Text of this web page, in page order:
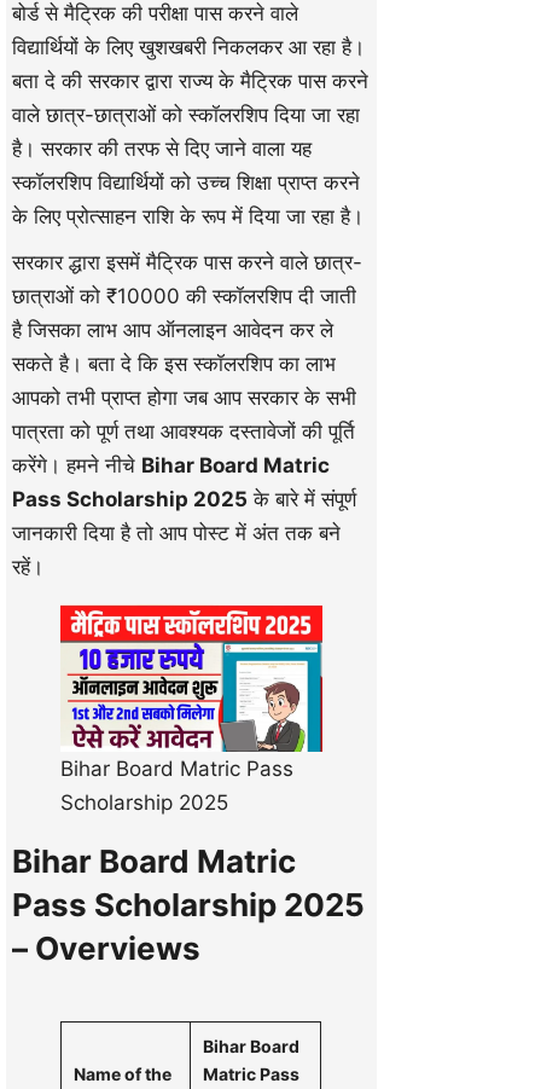
बोर्ड से मैट्रिक की परीक्षा पास करने वाले
विद्यार्थियों के लिए खुशखबरी निकलकर आ रहा है।
बता दे की सरकार द्वारा राज्य के मैट्रिक पास करने
वाले छात्र-छात्राओं को स्कॉलरशिप दिया जा रहा
है। सरकार की तरफ से दिए जाने वाला यह
स्कॉलरशिप विद्यार्थियों को उच्च शिक्षा प्राप्त करने
के लिए प्रोत्साहन राशि के रूप में दिया जा रहा है।
सरकार द्धारा इसमें मैट्रिक पास करने वाले छात्र-
छात्राओं को ₹10000 की स्कॉलरशिप दी जाती
है जिसका लाभ आप ऑनलाइन आवेदन कर ले
सकते है। बता दे कि इस स्कॉलरशिप का लाभ
आपको तभी प्राप्त होगा जब आप सरकार के सभी
पात्रता को पूर्ण तथा आवश्यक दस्तावेजों की पूर्ति
करेंगे। हमने नीचे Bihar Board Matric
Pass Scholarship 2025 के बारे में संपूर्ण
जानकारी दिया है तो आप पोस्ट में अंत तक बने
रहें।
Bihar Board Matric Pass
Scholarship 2025
Bihar Board Matric
Pass Scholarship 2025
– Overviews
Name of the
Bihar Board
Matric Pass